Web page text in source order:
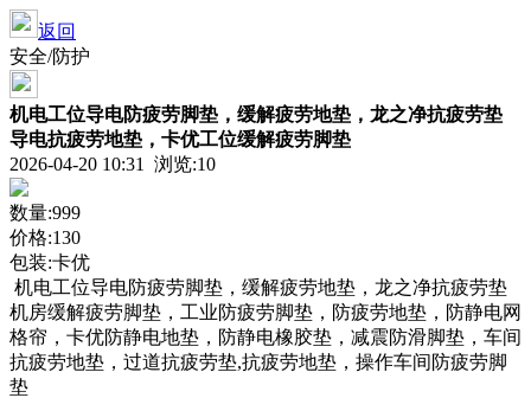
返回
安全/防护
机电工位导电防疲劳脚垫，缓解疲劳地垫，龙之净抗疲劳垫
导电抗疲劳地垫，卡优工位缓解疲劳脚垫
2026-04-20 10:31 浏览:10
数量:999
价格:130
包装:卡优
机电工位导电防疲劳脚垫，缓解疲劳地垫，龙之净抗疲劳垫
机房缓解疲劳脚垫，工业防疲劳脚垫，防疲劳地垫，防静电网
格帘，卡优防静电地垫，防静电橡胶垫，减震防滑脚垫，车间
抗疲劳地垫，过道抗疲劳垫,抗疲劳地垫，操作车间防疲劳脚
垫